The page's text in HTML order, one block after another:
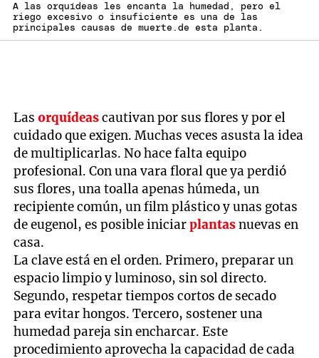
A las orquídeas les encanta la humedad, pero el
riego excesivo o insuficiente es una de las
principales causas de muerte.de esta planta.
Lasorquídeascautivan por sus flores y por el
cuidado que exigen. Muchas veces asusta la idea
de multiplicarlas. No hace falta equipo
profesional. Con una vara floral que ya perdió
sus flores, una toalla apenas húmeda, un
recipiente común, un film plástico y unas gotas
de eugenol, es posible iniciarplantasnuevas en
casa.
La clave está en el orden. Primero, preparar un
espacio limpio y luminoso, sin sol directo.
Segundo, respetar tiempos cortos de secado
para evitar hongos. Tercero, sostener una
humedad pareja sin encharcar. Este
procedimiento aprovecha la capacidad de cada